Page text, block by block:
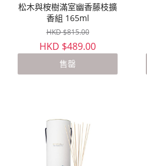
松木與桉樹滿室幽香藤枝擴
香組 165ml
HKD $815.00
HKD $489.00
售罄